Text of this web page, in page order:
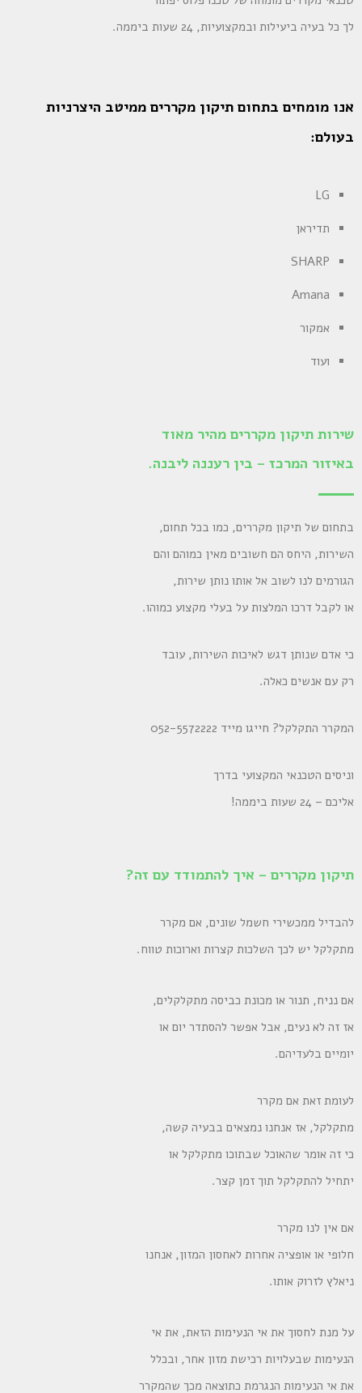
לך כל בעיה ביעילות ובמקצועיות, 24 שעות ביממה.
אנו מומחים בתחום תיקון מקררים ממיטב היצרניות
בעולם:
LG
תדיראן
SHARP
Amana
אמקור
ועוד
שירות תיקון מקררים מהיר מאוד
באיזור המרכז – בין רעננה ליבנה.
בתחום של תיקון מקררים, כמו בכל תחום,
השירות, היחס הם חשובים מאין כמוהם והם
הגורמים לנו לשוב אל אותו נותן שירות,
או לקבל דרכו המלצות על בעלי מקצוע כמוהו.
כי אדם שנותן דגש לאיכות השירות, עובד
רק עם אנשים כאלה.
המקרר התקלקל? חייגו מייד 052-5572222
וניסים הטכנאי המקצועי בדרך
אליכם – 24 שעות ביממה!
תיקון מקררים – איך להתמודד עם זה?
להבדיל ממכשירי חשמל שונים, אם מקרר
מתקלקל יש לכך השלכות קצרות וארוכות טווח.
אם נניח, תנור או מכונת כביסה מתקלקלים,
אז זה לא נעים, אבל אפשר להסתדר יום או
יומיים בלעדיהם.
לעומת זאת אם מקרר
מתקלקל, אז אנחנו נמצאים בבעיה קשה,
כי זה אומר שהאוכל שבתוכו מתקלקל או
יתחיל להתקלקל תוך זמן קצר.
אם אין לנו מקרר
חלופי או אופציה אחרות לאחסון המזון, אנחנו
ניאלץ לזרוק אותו.
על מנת לחסוך את אי הנעימות הזאת, את אי
הנעימות שבעלויות רכישת מזון אחר, ובכלל
את אי הנעימות הנגרמת כתוצאה מכך שהמקרר